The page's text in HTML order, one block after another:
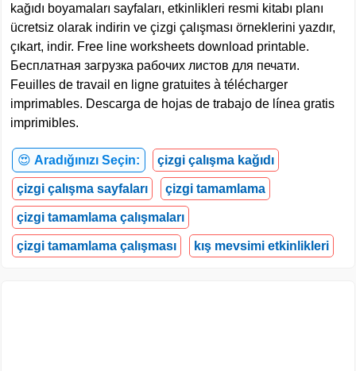
kağıdı boyamaları sayfaları, etkinlikleri resmi kitabı planı
ücretsiz olarak indirin ve çizgi çalışması örneklerini yazdır,
çıkart, indir. Free line worksheets download printable.
Бесплатная загрузка рабочих листов для печати.
Feuilles de travail en ligne gratuites à télécharger
imprimables. Descarga de hojas de trabajo de línea gratis
imprimibles.
😍 Aradığınızı Seçin: çizgi çalışma kağıdı
çizgi çalışma sayfaları çizgi tamamlama
çizgi tamamlama çalışmaları
çizgi tamamlama çalışması kış mevsimi etkinlikleri